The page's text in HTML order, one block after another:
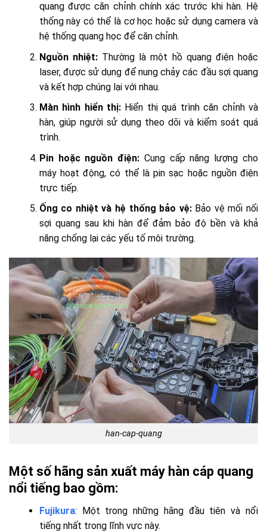
quang được căn chỉnh chính xác trước khi hàn. Hệ
thống này có thể là cơ học hoặc sử dụng camera và
hệ thống quang học để căn chỉnh.
Nguồn nhiệt:Thường là một hồ quang điện hoặc
laser, được sử dụng để nung chảy các đầu sợi quang
và kết hợp chúng lại với nhau.
Màn hình hiển thị: Hiển thị quá trình căn chỉnh và
hàn, giúp người sử dụng theo dõi và kiểm soát quá
trình.
Pin hoặc nguồn điện: Cung cấp năng lượng cho
máy hoạt động, có thể là pin sạc hoặc nguồn điện
trực tiếp.
Ống co nhiệt và hệ thống bảo vệ:Bảo vệ mối nối
sợi quang sau khi hàn để đảm bảo độ bền và khả
năng chống lại các yếu tố môi trường.
han-cap-quang
Một số hãng sản xuất máy hàn cáp quang
nổi tiếng bao gồm:
Fujikura: Một trong những hãng đầu tiên và nổi
tiếng nhất trong lĩnh vực này.